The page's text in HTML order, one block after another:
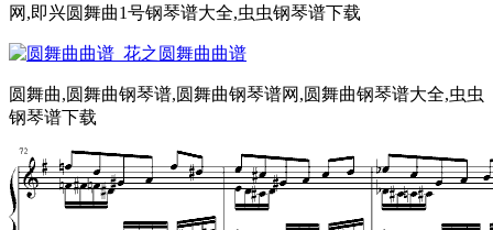
网,即兴圆舞曲1号钢琴谱大全,虫虫钢琴谱下载
圆舞曲,圆舞曲钢琴谱,圆舞曲钢琴谱网,圆舞曲钢琴谱大全,虫虫
钢琴谱下载